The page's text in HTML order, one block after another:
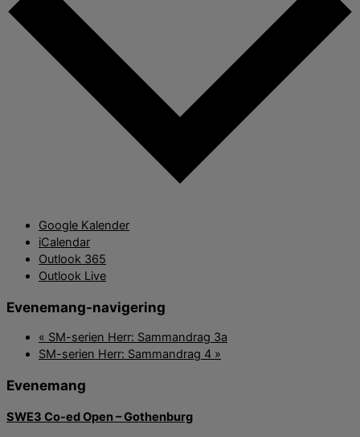
Google Kalender
iCalendar
Outlook 365
Outlook Live
Evenemang-navigering
« SM-serien Herr: Sammandrag 3a
SM-serien Herr: Sammandrag 4 »
Evenemang
SWE3 Co-ed Open – Gothenburg